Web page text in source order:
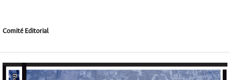
Comité Editorial